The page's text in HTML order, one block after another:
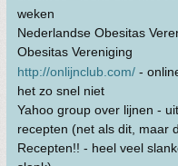
weken
Nederlandse Obesitas
Obesitas Vereniging
http://onlijnclub.com/ -
het zo snel niet
Yahoo group over lijnen -
recepten (net als dit, maar
Recepten!! - heel veel